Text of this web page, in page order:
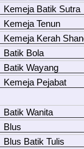
Kemeja Batik Sutra
Kemeja Tenun
Kemeja Kerah
Batik Bola
Batik Wayang
Kemeja Pejabat
Batik Wanita
Blus
Blus Batik Tulis